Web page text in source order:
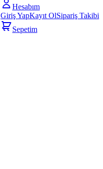
Hesabım
Giriş YapKayıt OlSipariş Takibi
Sepetim